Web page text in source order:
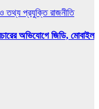
ও তথ্য প্রযুক্তিরাজনীতি
অভিযোগে জিডি, মোবাইল